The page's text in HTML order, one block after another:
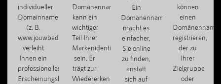
individueller
Domainname
(z. B.
www.jouwbedrijf.com)
verleiht
Ihnen ein
professionelles
Erscheinungsbild
Domänenname
kann ein
wichtiger
Teil Ihrer
Markenidentität
sein. Er
trägt zur
Wiedererkennung
Ein
Domänenname
macht es
einfacher,
Sie online
zu finden,
anstatt
sich auf
können
einen
registrieren,
der zu
Ihrer
Zielgruppe
oder